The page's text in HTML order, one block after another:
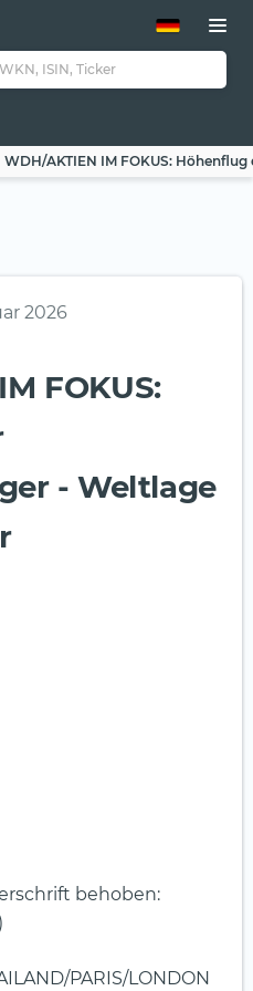
WDH/AKTIEN IM FOKUS:
2026
FOKUS:
- Weltlage
behoben:
PARIS/LONDON